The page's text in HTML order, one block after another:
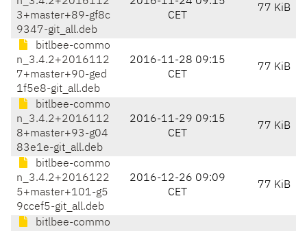
3+master+89-gf8c
9347-git_all.deb
CET
77 KiB
bitlbee-commo
n_3.4.2+2016112
7+master+90-ged
1f5e8-git_all.deb
2016-11-28 09:15
CET
77 KiB
bitlbee-commo
n_3.4.2+2016112
8+master+93-g04
83e1e-git_all.deb
2016-11-29 09:15
CET
77 KiB
bitlbee-commo
n_3.4.2+2016122
5+master+101-g5
9ccef5-git_all.deb
2016-12-26 09:09
CET
77 KiB
bitlbee-commo